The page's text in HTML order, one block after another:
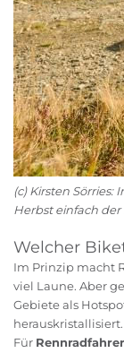
(c) Kirsten Sörries:
Herbst einfach
Welcher
Im Prinzip macht
viel Laune. Aber
Gebiete als
herauskristallisiert.
Für Rennradfahrer